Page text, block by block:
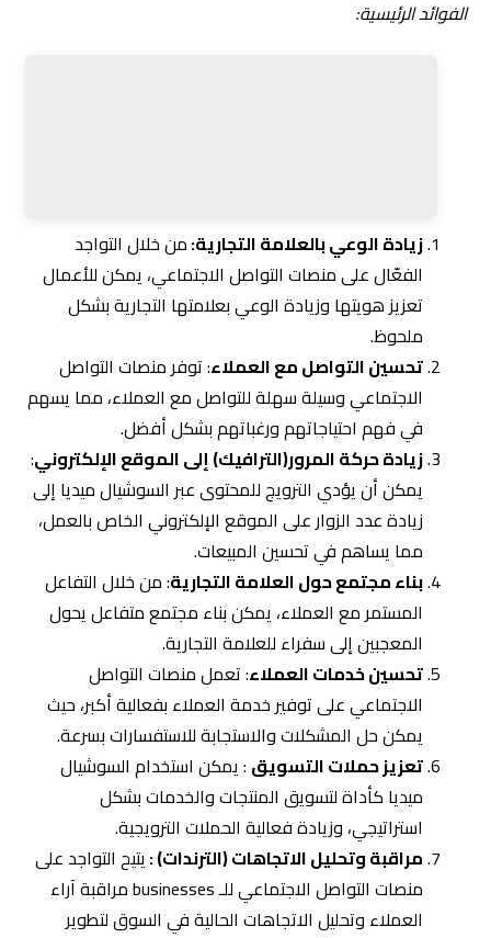
في فهم احتياجاتهم ورغباتهم بشكل أفضل.
المعجبين إلى سفراء للعلامة التجارية.
تحسين خدمات العملاء: تعمل منصات التواصل
الاجتماعي على توفير خدمة العملاء بفعالية أكبر، حيث
يمكن حل المشكلات والاستجابة للاستفسارات بسرعة.
تعزيز حملات التسويق: يمكن استخدام السوشيال
ميديا كأداة لتسويق المنتجات والخدمات بشكل
استراتيجي، وزيادة فعالية الحملات الترويجية.
مراقبة وتحليل الاتجاهات (الترندات) :يتيح التواجد على
منصات التواصل الاجتماعي للـ businesses مراقبة آراء
العملاء وتحليل الاتجاهات الحالية في السوق لتطوير
استراتيجيات فعّالة.
استهداف الجمهور المناسب: يمكن من خلال
استراتيجيات التسويق الرقمي تحديد الفئات المستهدفة
بدقة، مما يسهل الوصول إلى الشريحة المناسبة من
العملاء.
زيادة فرص الشراكات: التفاعل مع علامات تجارية أخرى
والمستخدمين الفعّالين يمكن أن يفتح آفاق جديدة من
الشراكات والتعاون.
توفير التكاليف:تعد إدارة حسابات السوشيال ميديا من
أكثر الطرق الاقتصادية للترويج للأعمال مقارنة بالإعلانات
التقليدية.
كيفية تحقيق أقصى استفادة من إدارة
حسابات التواصل الاجتماعي